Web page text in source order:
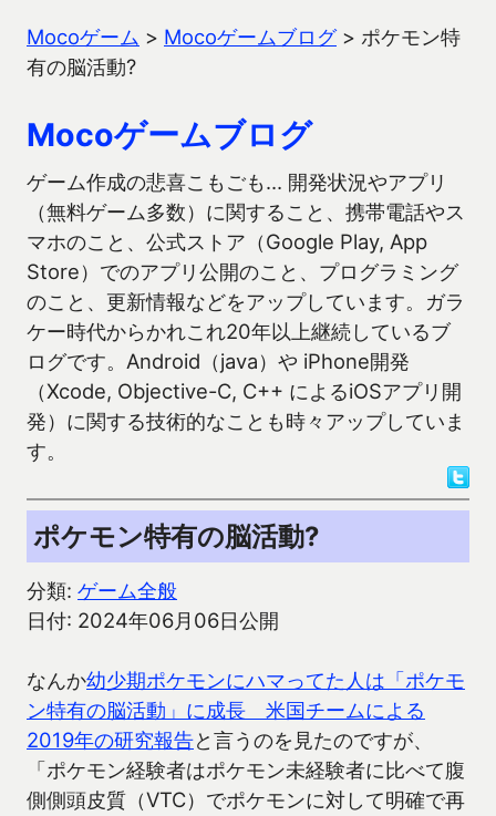
Mocoゲーム > Mocoゲームブログ> ポケモン特
有の脳活動?
Mocoゲームブログ
ゲーム作成の悲喜こもごも… 開発状況やアプリ
（無料ゲーム多数）に関すること、携帯電話やス
マホのこと、公式ストア（Google Play, App
Store）でのアプリ公開のこと、プログラミング
のこと、更新情報などをアップしています。ガラ
ケー時代からかれこれ20年以上継続しているブ
ログです。Android（java）や iPhone開発
（Xcode, Objective-C, C++ によるiOSアプリ開
発）に関する技術的なことも時々アップしていま
す。
ポケモン特有の脳活動?
分類: ゲーム全般
日付: 2024年06月06日公開
なんか幼少期ポケモンにハマってた人は「ポケモ
ン特有の脳活動」に成長 米国チームによる
2019年の研究報告と言うのを見たのですが、
「ポケモン経験者はポケモン未経験者に比べて腹
側側頭皮質（VTC）でポケモンに対して明確で再